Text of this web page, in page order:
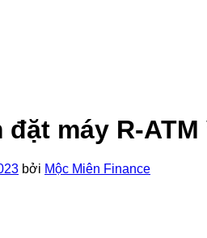
máy R-
bởi Mộc Miên Finance